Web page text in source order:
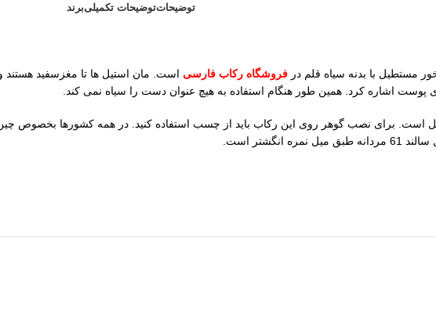
توضیحاتتوضیحات تکمیلیبرند
مستطیل با بدنه سیاه قلم در فروشگاه رکاب فارسی است. مان استیل ها تا مغزسفید هستند
اشاره کرد. همین طور هنگام استفاده به هیچ عنوان دست را سیاه نمی کند.
میلیمتر به فرم مستطیل است. برای نصب گوهر روی این رکاب باید از چسب استفاده کنید. در همه